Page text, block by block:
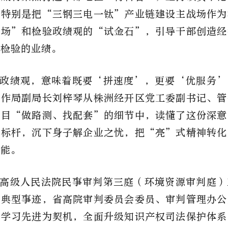
别是把“三钢三电一钛”产业链建设主战场作
”和检验政绩观的“试金石”，引导干部创造经
验的业绩。
绩观，意味着既要‘拼速度’，更要‘优服务
局副局长刘梓琴从株洲经开区党工委副书记、
“做路测、找配套”的细节中，读懂了这份深
杆，沉下身子解企业之忧，把“亮”式精神转
。
级人民法院民事审判第三庭（环境资源审判庭
型事迹，省高院审判委员会委员、审判管理办
习先进为契机，全面升级知识产权司法保护体